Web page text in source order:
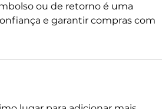
ou de retorno é uma
e garantir compras com